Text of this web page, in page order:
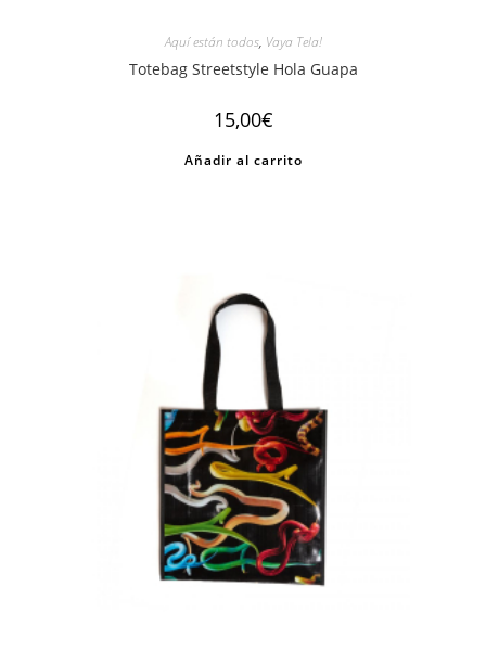
Aquí están todos, Vaya Tela!
Totebag Streetstyle Hola Guapa
15,00€
Añadir al carrito